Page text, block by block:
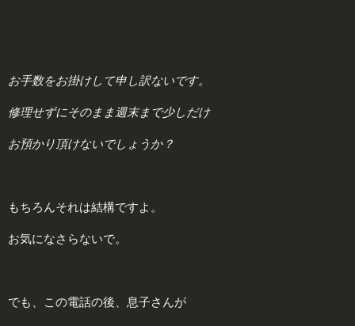
お手数をお掛けして申し訳ないです。
修理せずにそのまま週末まで少しだけ
お預かり頂けないでしょうか？
もちろんそれは結構ですよ。
お気になさらないで。
でも、この電話の後、息子さんが